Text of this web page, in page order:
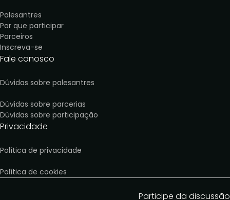
Palesantres
Por que participar
Parceiros
Inscreva-se
Fale conosco
Dúvidas sobre palesantres
Dúvidas sobre parcerias
Dúvidas sobre participação
Privacidade
Política de privacidade
Política de cookies
Participe da discussão